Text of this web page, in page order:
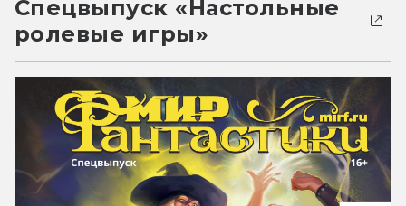
Спецвыпуск «Настольные
ролевые игры»